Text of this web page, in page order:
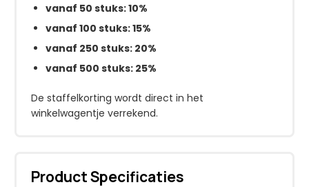
vanaf 50 stuks: 10%
vanaf 100 stuks: 15%
vanaf 250 stuks: 20%
vanaf 500 stuks: 25%
De staffelkorting wordt direct in het
winkelwagentje verrekend.
Product Specificaties